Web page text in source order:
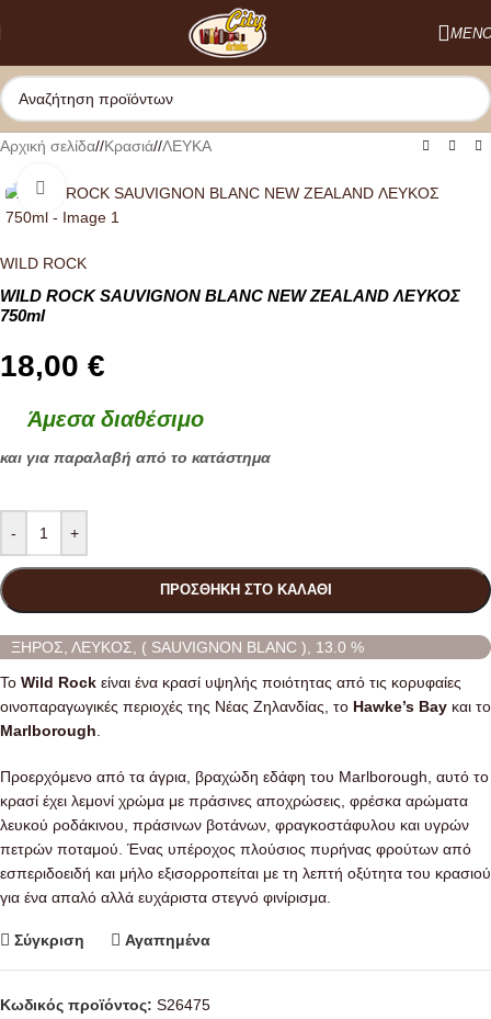
Αρχική σελίδα/ Κρασιά/ ΛΕΥΚΑ
Κλικ για μεγέθυνση
WILD ROCK
WILD ROCK SAUVIGNON BLANC NEW ZEALAND ΛΕΥΚΟΣ
750ml
18,00 €
Άμεσα διαθέσιμο
και για παραλαβή από το κατάστημα
- +
ΠΡΟΣΘΉΚΗ ΣΤΟ ΚΑΛΆΘΙ
ΞΗΡΟΣ, ΛΕΥΚΟΣ, ( SAUVIGNON BLANC ), 13.0 %
Το Wild Rock είναι ένα κρασί υψηλής ποιότητας από τις κορυφαίες
οινοπαραγωγικές περιοχές της Νέας Ζηλανδίας, το Hawke’s Bay και το
Marlborough
Προερχόμενο από τα άγρια, βραχώδη εδάφη του Marlborough, αυτό το
κρασί έχει λεμονί χρώμα με πράσινες αποχρώσεις, φρέσκα αρώματα
λευκού ροδάκινου, πράσινων βοτάνων, φραγκοστάφυλου και υγρών
πετρών ποταμού. Ένας υπέροχος πλούσιος πυρήνας φρούτων από
εσπεριδοειδή και μήλο εξισορροπείται με τη λεπτή οξύτητα του κρασιού
για ένα απαλό αλλά ευχάριστα στεγνό φινίρισμα.
Σύγκριση Αγαπημένα
Κωδικός προϊόντος: S26475